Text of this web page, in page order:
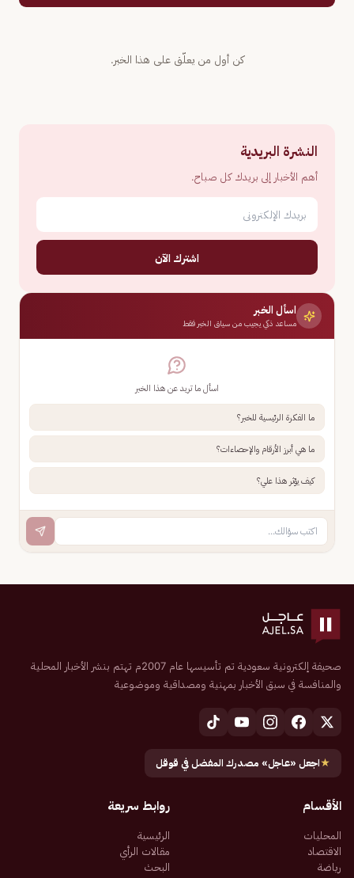
كن أول من يعلّق على هذا الخبر.
النشرة البريدية
أهم الأخبار إلى بريدك كل صباح.
اشترك الآن
اسأل الخبر
مساعد ذكي يجيب من سياق الخبر فقط
اسأل ما تريد عن هذا الخبر
ما الفكرة الرئيسية للخبر؟
ما هي أبرز الأرقام والإحصاءات؟
كيف يؤثر هذا علي؟
صحيفة إلكترونية سعودية تم تأسيسها عام 2007م تهتم بنشر الأخبار المحلية
والمنافسة في سبق الأخبار بمهنية ومصداقية وموضوعية
★اجعل «عاجل» مصدرك المفضل في قوقل
الأقسام
المحليات
الاقتصاد
رياضة
روابط سريعة
الرئيسية
مقالات الرأي
البحث